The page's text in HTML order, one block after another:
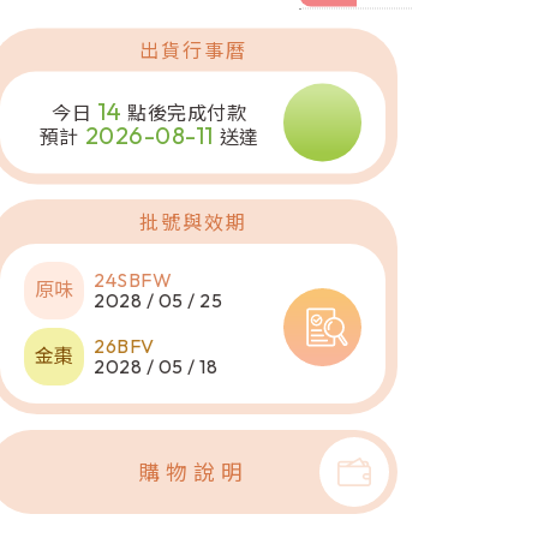
出貨行事曆
今日 14 點後完成付款
預計 2026-08-11 送達
批號與效期
24SBFW
2028 / 05 / 25
26BFV
2028 / 05 / 18
購物說明